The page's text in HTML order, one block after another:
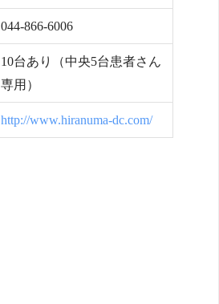
044-866-6006
10台あり（中央5台患者さん
専用）
http://www.hiranuma-dc.com/